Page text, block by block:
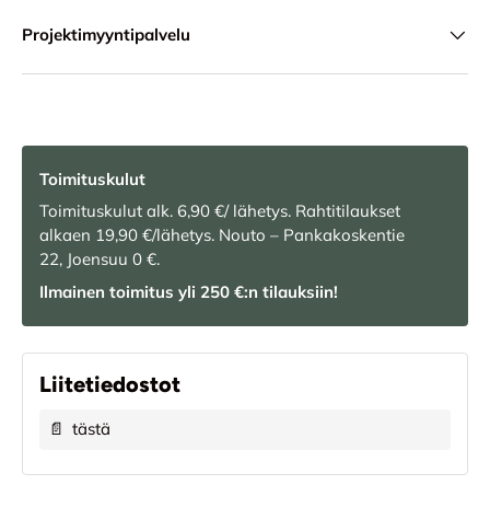
Projektimyyntipalvelu
Toimituskulut
Toimituskulut alk. 6,90 €/ lähetys. Rahtitilaukset
alkaen 19,90 €/lähetys. Nouto – Pankakoskentie
22, Joensuu 0 €.
Ilmainen toimitus yli 250 €:n tilauksiin!
Liitetiedostot
📄 tästä